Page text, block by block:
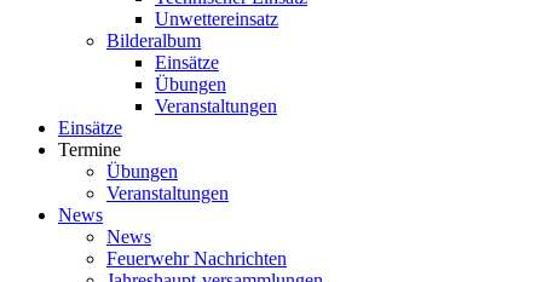
Unwettereinsatz
Bilderalbum
Einsätze
Übungen
Veranstaltungen
Einsätze
Termine
Übungen
Veranstaltungen
News
News
Feuerwehr Nachrichten